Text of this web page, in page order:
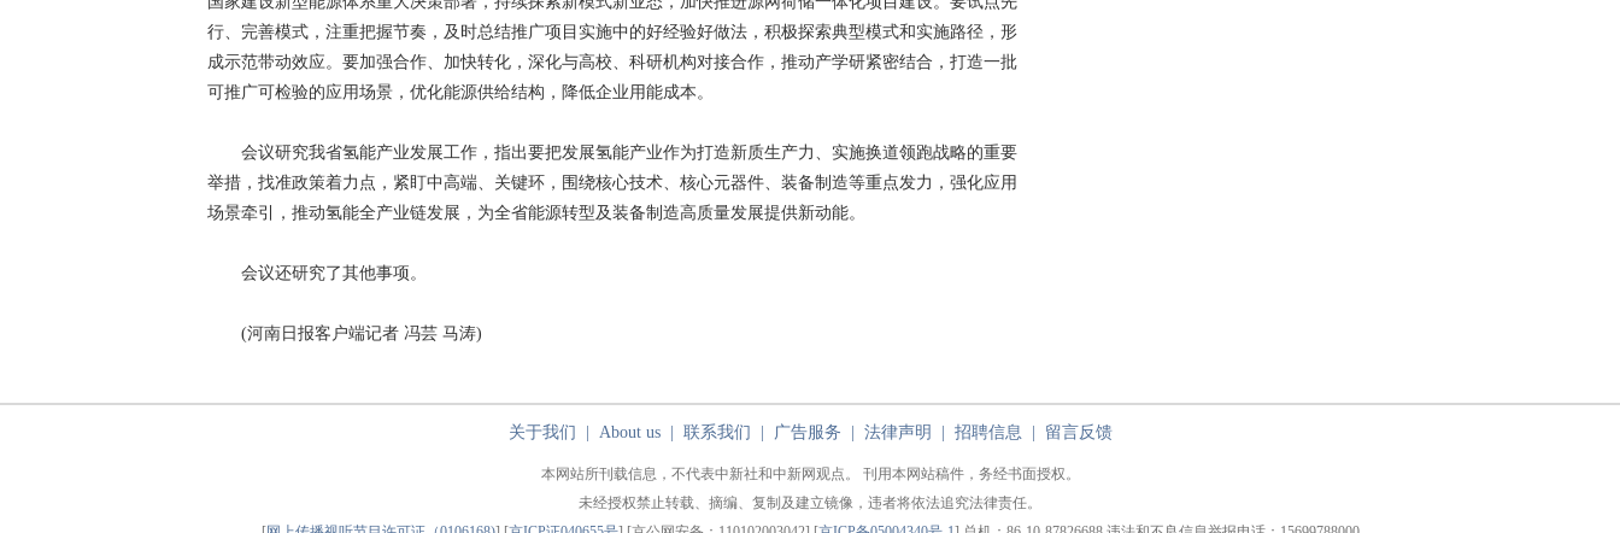
行、完善模式，注重把握节奏，及时总结推广项目实施中的好经验好做法，积极探索典型模式和实施路径，形
成示范带动效应。要加强合作、加快转化，深化与高校、科研机构对接合作，推动产学研紧密结合，打造一批
可推广可检验的应用场景，优化能源供给结构，降低企业用能成本。
会议研究我省氢能产业发展工作，指出要把发展氢能产业作为打造新质生产力、实施换道领跑战略的重要
举措，找准政策着力点，紧盯中高端、关键环，围绕核心技术、核心元器件、装备制造等重点发力，强化应用
场景牵引，推动氢能全产业链发展，为全省能源转型及装备制造高质量发展提供新动能。
会议还研究了其他事项。
(河南日报客户端记者 冯芸 马涛)
关于我们 About us| 联系我们 广告服务 法律声明 招聘信息 留言反馈
本网站所刊载信息，不代表中新社和中新网观点。 刊用本网站稿件，务经书面授权。
未经授权禁止转载、摘编、复制及建立镜像，违者将依法追究法律责任。